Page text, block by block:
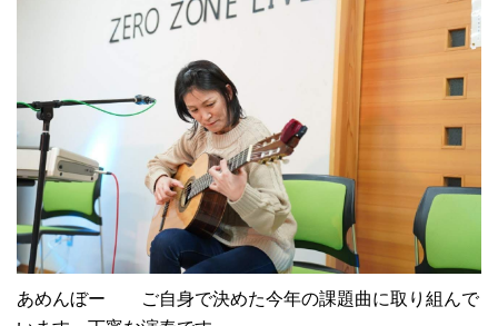
あめんぼー ご自身で決めた今年の課題曲に取り組んで